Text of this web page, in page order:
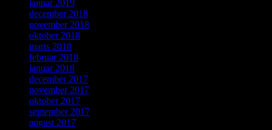
januar 2019
december 2018
november 2018
oktober 2018
marts 2018
februar 2018
januar 2018
december 2017
november 2017
oktober 2017
september 2017
august 2017